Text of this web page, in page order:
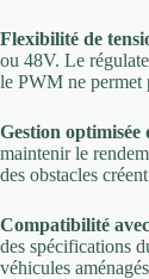
Flexibilité de
ou 48V. Le
le PWM ne permet
Gestion optimisée
maintenir le
des obstacles
Compatibilité
des spécifications
véhicules